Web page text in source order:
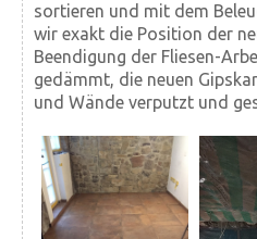
sortieren und mit dem
wir exakt die Position der
Beendigung der Fliesen-
gedämmt, die neuen
und Wände verputzt und